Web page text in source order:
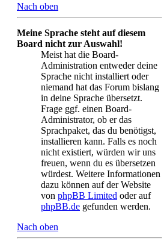
Nach oben
Meine Sprache steht auf diesem
Board nicht zur Auswahl!
Meist hat die Board-
Administration entweder deine
Sprache nicht installiert oder
niemand hat das Forum bislang
in deine Sprache übersetzt.
Frage ggf. einen Board-
Administrator, ob er das
Sprachpaket, das du benötigst,
installieren kann. Falls es noch
nicht existiert, würden wir uns
freuen, wenn du es übersetzen
würdest. Weitere Informationen
dazu können auf der Website
von phpBB Limited oder auf
phpBB.de gefunden werden.
Nach oben